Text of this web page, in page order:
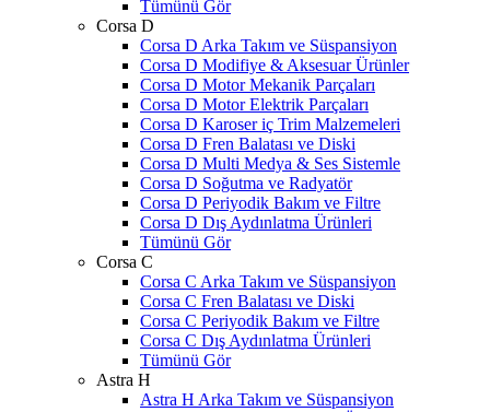
Tümünü Gör
Corsa D
Corsa D Arka Takım ve Süspansiyon
Corsa D Modifiye & Aksesuar Ürünler
Corsa D Motor Mekanik Parçaları
Corsa D Motor Elektrik Parçaları
Corsa D Karoser iç Trim Malzemeleri
Corsa D Fren Balatası ve Diski
Corsa D Multi Medya & Ses Sistemle
Corsa D Soğutma ve Radyatör
Corsa D Periyodik Bakım ve Filtre
Corsa D Dış Aydınlatma Ürünleri
Tümünü Gör
Corsa C
Corsa C Arka Takım ve Süspansiyon
Corsa C Fren Balatası ve Diski
Corsa C Periyodik Bakım ve Filtre
Corsa C Dış Aydınlatma Ürünleri
Tümünü Gör
Astra H
Astra H Arka Takım ve Süspansiyon